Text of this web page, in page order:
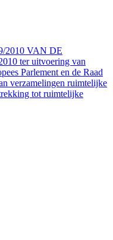
2010 VAN DE
ter uitvoering van
Parlement en de Raad
verzamelingen ruimtelijke
tot ruimtelijke